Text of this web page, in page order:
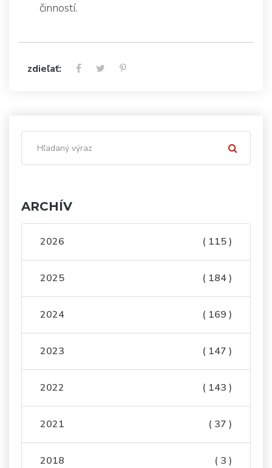
činností.
zdieľať:
ARCHÍV
2026 ( 115 )
2025 ( 184 )
2024 ( 169 )
2023 ( 147 )
2022 ( 143 )
2021 ( 37 )
2018 ( 3 )